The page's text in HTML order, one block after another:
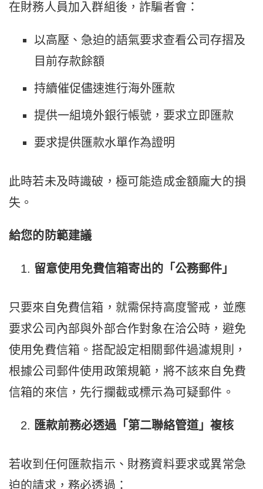
在財務人員加入群組後，詐騙者會：
以高壓、急迫的語氣要求查看公司存摺及
目前存款餘額
持續催促儘速進行海外匯款
提供一組境外銀行帳號，要求立即匯款
要求提供匯款水單作為證明
此時若未及時識破，極可能造成金額龐大的損
失。
給您的防範建議
留意使用免費信箱寄出的「公務郵件」
只要來自免費信箱，就需保持高度警戒，並應
要求公司內部與外部合作對象在洽公時，避免
使用免費信箱。搭配設定相關郵件過濾規則，
根據公司郵件使用政策規範，將不該來自免費
信箱的來信，先行攔截或標示為可疑郵件。
匯款前務必透過「第二聯絡管道」複核
若收到任何匯款指示、財務資料要求或異常急
迫的請求，務必透過：